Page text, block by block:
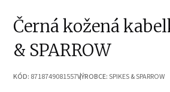
Černá kožená
& SPARROW
KÓD: 8718749081557VÝROBCE: SPIKES & SPARROW